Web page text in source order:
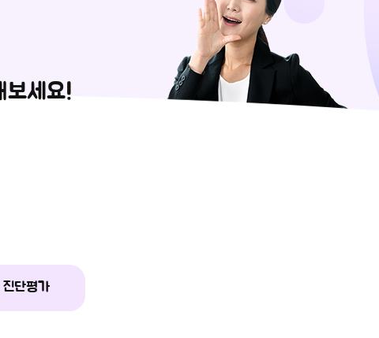
보세요!
진단평가